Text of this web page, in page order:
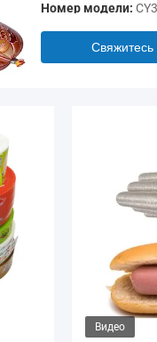
Номер модели:
Свяжитесь
Видео